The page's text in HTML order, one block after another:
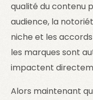
qualité du contenu
audience, la
niche et les
les marques sont
impactent
Alors maintenant